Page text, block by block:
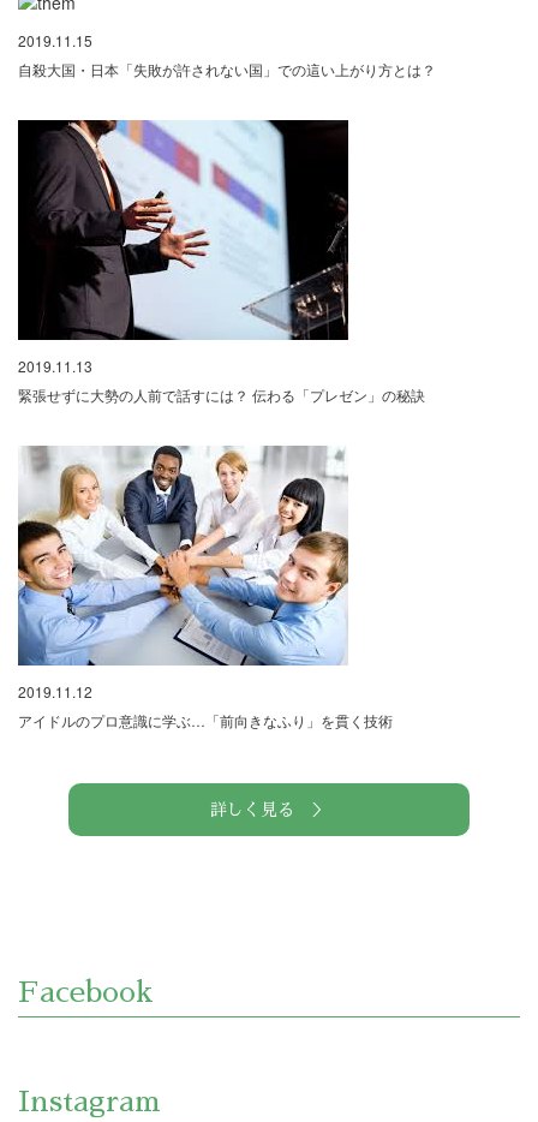
2019.11.15
自殺大国・日本「失敗が許されない国」での這い上がり方とは？
2019.11.13
緊張せずに大勢の人前で話すには？ 伝わる「プレゼン」の秘訣
2019.11.12
アイドルのプロ意識に学ぶ…「前向きなふり」を貫く技術
詳しく見る ＞
Facebook
Instagram